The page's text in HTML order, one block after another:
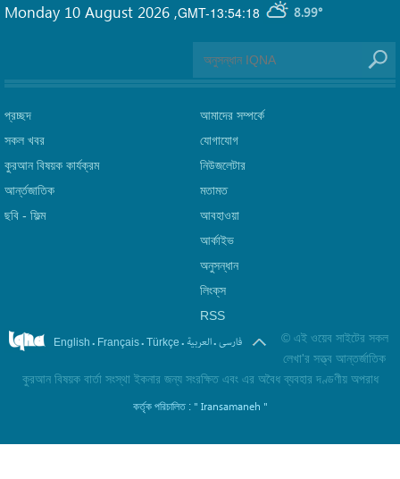
GMT-13:54:18 8.99°
Monday 10 August 2026 ,
প্রচ্ছদ
সকল খবর
কুরআন বিষয়ক কার্যক্রম
আর্ন্তজাতিক
ছবি‎ - ফিল্ম
আমাদের সম্পর্কে
যোগাযোগ
নিউজলেটার
মতামত
আবহাওয়া
আর্কাইভ
অনুসন্ধান
লিংক্‌স
RSS
English . Français. Türkçe . العربیة.فارسی © এই ওয়েব সাইটের সকল
লেখা'র সত্ত্ব আন্তর্জাতিক
কুরআন বিষয়ক বার্তা সংস্থা ইকনার জন্য সংরক্ষিত এবং এর অবৈধ ব্যবহার দণ্ডণীয় অপরাধ
কর্তৃক পরিচালিত : " Iransamaneh "